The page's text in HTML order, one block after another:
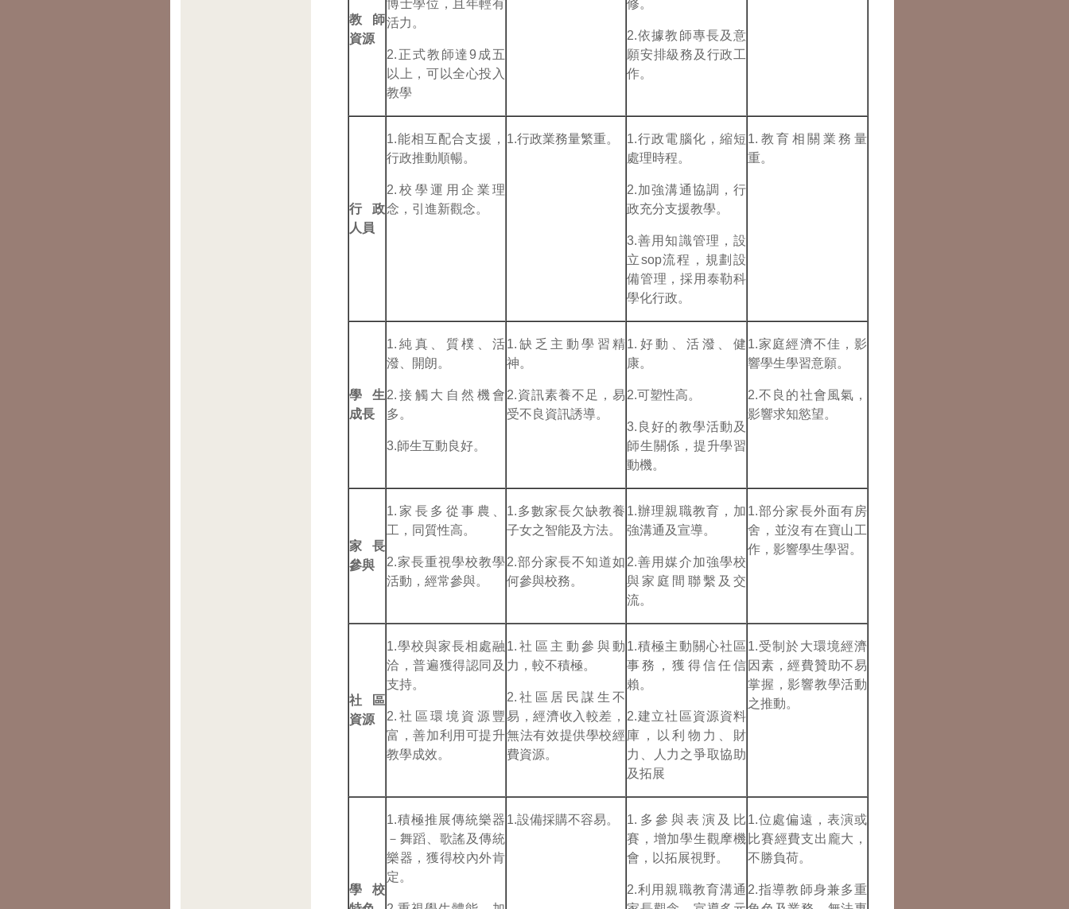
教師
資源
博士學位，且年輕有
活力。
2.正式教師達9成五
以上，可以全心投入
教學
修。
2.依據教師專長及意
願安排級務及行政工
作。
行政
人員
1.能相互配合支援，
行政推動順暢。
2.校學運用企業理
念，引進新觀念。
1.行政業務量繁重。
1.行政電腦化，縮短
處理時程。
2.加強溝通協調，行
政充分支援教學。
3.善用知識管理，設
立sop流程，規劃設
備管理，採用泰勒科
學化行政。
1.教育相關業務量
重。
學生
成長
1.純真、質樸、活
潑、開朗。
2.接觸大自然機會
多。
3.師生互動良好。
1.缺乏主動學習精
神。
2.資訊素養不足，易
受不良資訊誘導。
1.好動、活潑、健
康。
2.可塑性高。
3.良好的教學活動及
師生關係，提升學習
動機。
1.家庭經濟不佳，影
響學生學習意願。
2.不良的社會風氣，
影響求知慾望。
家長
參與
1.家長多從事農、
工，同質性高。
2.家長重視學校教學
活動，經常參與。
1.多數家長欠缺教養
子女之智能及方法。
2.部分家長不知道如
何參與校務。
1.辦理親職教育，加
強溝通及宣導。
2.善用媒介加強學校
與家庭間聯繫及交
流。
1.部分家長外面有房
舍，並沒有在寶山工
作，影響學生學習。
社區
資源
1.學校與家長相處融
洽，普遍獲得認同及
支持。
2.社區環境資源豐
富，善加利用可提升
教學成效。
1.社區主動參與動
力，較不積極。
2.社區居民謀生不
易，經濟收入較差，
無法有效提供學校經
費資源。
1.積極主動關心社區
事務，獲得信任信
賴。
2.建立社區資源資料
庫，以利物力、財
力、人力之爭取協助
及拓展
1.受制於大環境經濟
因素，經費贊助不易
掌握，影響教學活動
之推動。
學校
1.積極推展傳統樂器
－舞蹈、歌謠及傳統
樂器，獲得校內外肯
定。
1.設備採購不容易。
1.多參與表演及比
賽，增加學生觀摩機
會，以拓展視野。
2.利用親職教育溝通
1.位處偏遠，表演或
比賽經費支出龐大，
不勝負荷。
2.指導教師身兼多重